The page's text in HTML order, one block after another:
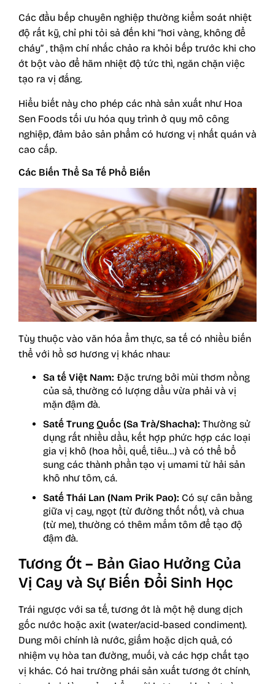
Các đầu bếp chuyên nghiệp thường kiểm soát nhiệt
độ rất kỹ, chỉ phi tỏi sả đến khi “hơi vàng, không để
cháy” , thậm chí nhắc chảo ra khỏi bếp trước khi cho
ớt bột vào để hãm nhiệt độ tức thì, ngăn chặn việc
tạo ra vị đắng.
Hiểu biết này cho phép các nhà sản xuất như Hoa
Sen Foods tối ưu hóa quy trình ở quy mô công
nghiệp, đảm bảo sản phẩm có hương vị nhất quán và
cao cấp.
Các Biến Thể Sa Tế Phổ Biến
Tùy thuộc vào văn hóa ẩm thực, sa tế có nhiều biến
thể với hồ sơ hương vị khác nhau:
Sa tế Việt Nam: Đặc trưng bởi mùi thơm nồng
của sả, thường có lượng dầu vừa phải và vị
mặn đậm đà.
Satế Trung Quốc (Sa Trà/Shacha): Thường sử
dụng rất nhiều dầu, kết hợp phức hợp các loại
gia vị khô (hoa hồi, quế, tiêu…) và có thể bổ
sung các thành phần tạo vị umami từ hải sản
khô như tôm, cá.
Satế Thái Lan (Nam Prik Pao): Có sự cân bằng
giữa vị cay, ngọt (từ đường thốt nốt), và chua
(từ me), thường có thêm mắm tôm để tạo độ
đậm đà.
Tương Ớt – Bản Giao Hưởng Của
Vị Cay và Sự Biến Đổi Sinh Học
Trái ngược với sa tế, tương ớt là một hệ dung dịch
gốc nước hoặc axit (water/acid-based condiment).
Dung môi chính là nước, giấm hoặc dịch quả, có
nhiệm vụ hòa tan đường, muối, và các hợp chất tạo
vị khác. Có hai trường phái sản xuất tương ớt chính,